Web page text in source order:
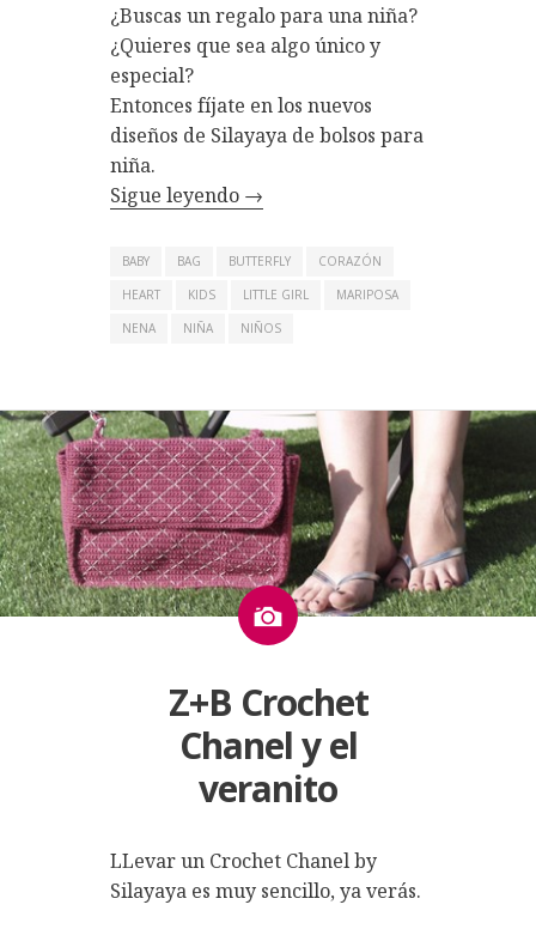
¿Buscas un regalo para una niña?
¿Quieres que sea algo único y
especial?
Entonces fíjate en los nuevos
diseños de Silayaya de bolsos para
niña.
Sigue leyendo →
BABY BAG BUTTERFLY
CORAZÓN
HEART
KIDS LITTLE GIRL
MARIPOSA
NENA
NIÑA NIÑOS
Imagen
Z+B Crochet
Chanel y el
veranito
LLevar un Crochet Chanel by
Silayaya es muy sencillo, ya verás.